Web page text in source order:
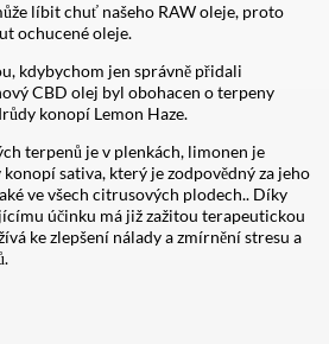
líbit chuť našeho RAW oleje, proto
ochucené oleje.
kdybychom jen správně přidali
CBD olej byl obohacen o terpeny
konopí Lemon Haze.
terpenů je v plenkách, limonen je
sativa, který je zodpovědný za jeho
ve všech citrusových plodech.. Díky
účinku má již zažitou terapeutickou
ke zlepšení nálady a zmírnění stresu a